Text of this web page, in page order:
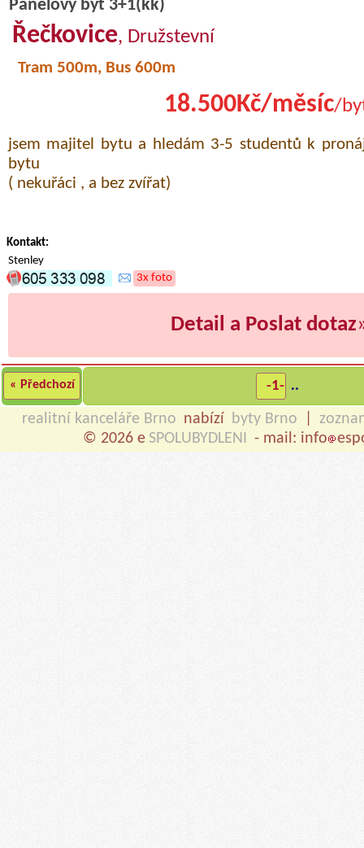
Panelový byt 3+1(kk)
Řečkovice, Družstevní
Tram 500m, Bus 600m
18.500Kč/měsíc/
jsem majitel bytu a hledám 3-5 studentů k
bytu
( nekuřáci , a bez zvířat)
Kontakt:
Stenley
3x foto
Detail a Poslat dotaz
« Předchozí -1- ..
realitní kanceláře Brno nabízí byty Brno
© 2026 e SPOLUBYDLENI - mail: info